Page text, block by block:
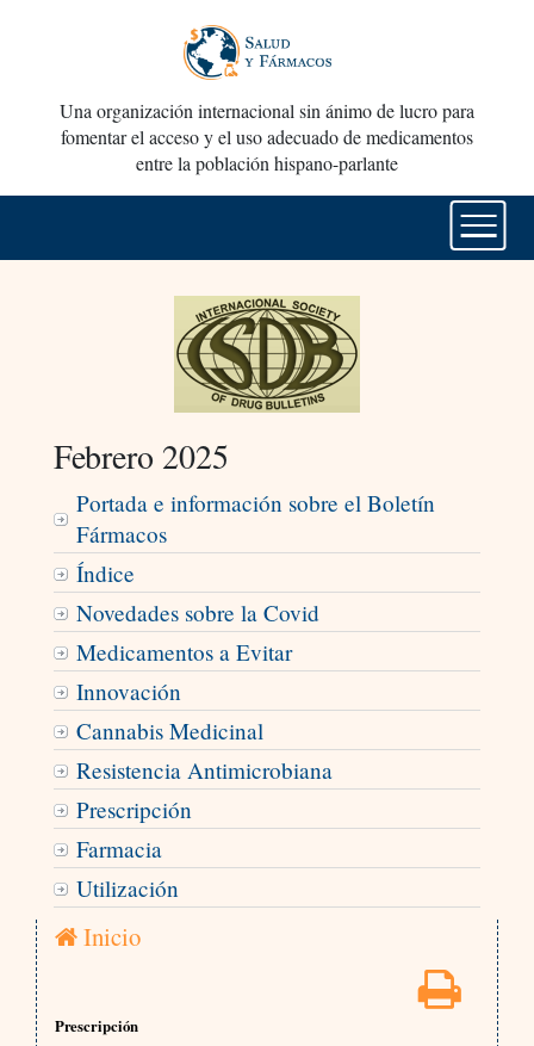
Una organización internacional sin ánimo de lucro para
fomentar el acceso y el uso adecuado de medicamentos
entre la población hispano-parlante
Febrero 2025
Portada e información sobre el Boletín
Fármacos
Índice
Novedades sobre la Covid
Medicamentos a Evitar
Innovación
Cannabis Medicinal
Resistencia Antimicrobiana
Prescripción
Farmacia
Utilización
Inicio
Prescripción